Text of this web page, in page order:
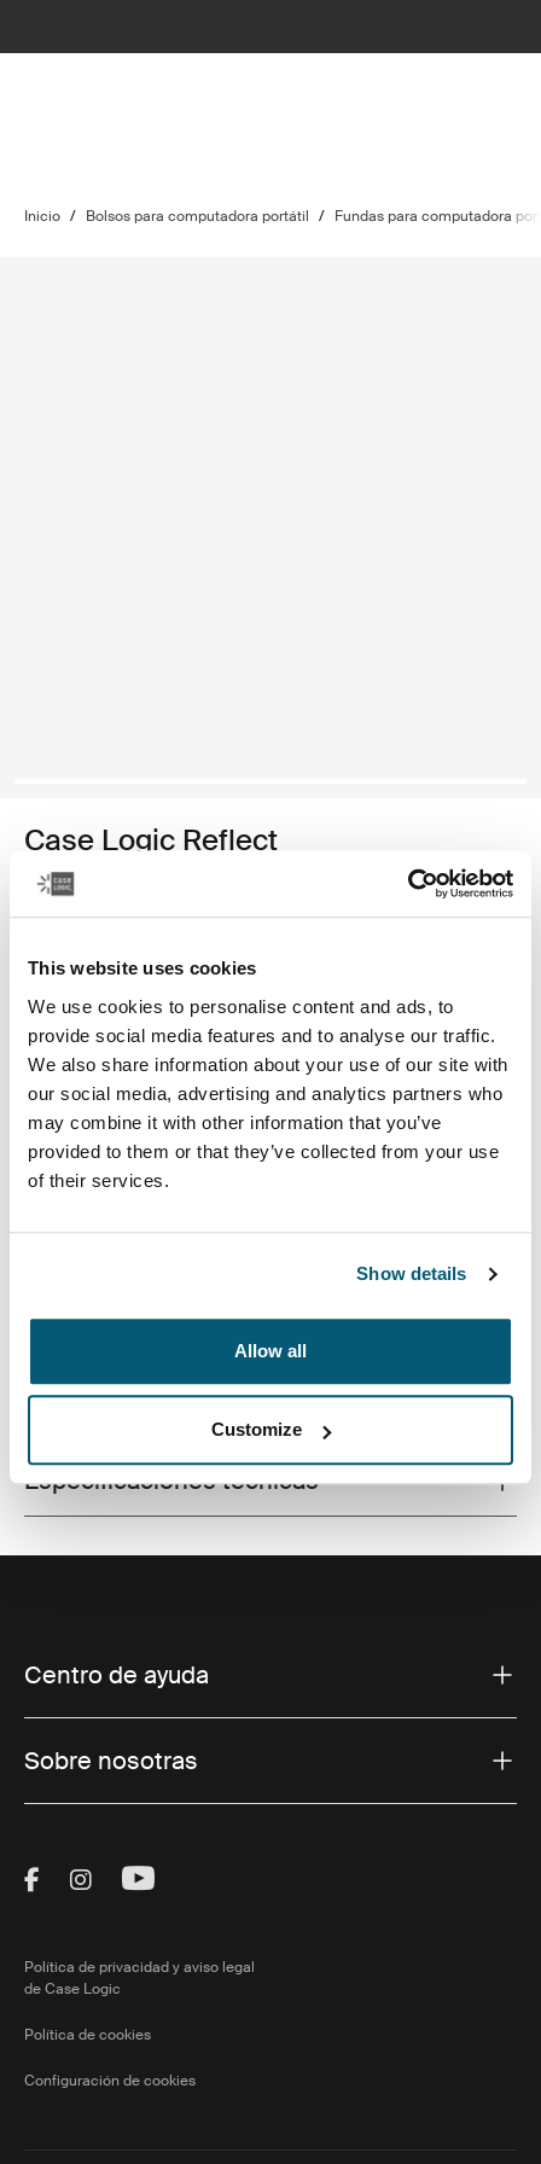
This website uses cookies
We use cookies to personalise content and ads, to
provide social media features and to analyse our traffic.
We also share information about your use of our site with
our social media, advertising and analytics partners who
may combine it with other information that you’ve
provided to them or that they’ve collected from your use
of their services.
Show details
Allow all
Customize
Inicio / Bolsos para computadora portátil / Fundas para computadora
Case Logic Reflect
funda para computadora portátil de 14 pulgadas
Color
Case Logic Reflect 14" Laptop Sleeve Púrpura concentrado
Case Logic Reflect 14" Laptop Sleeve Rojo tenue
Case Logic Reflect 14" Laptop Sleeve Boulder Beige
Case Logic Reflect 14" Laptop Sleeve Negro (selected)
Case Logic Reflect 14" Laptop Sleeve Pomelo Pink
Case Logic Reflect 14" Laptop Sleeve Grafito
Case Logic Reflect 14" Laptop Sleeve
fabricada con una espuma con memoria que brinda
Todas las características
Especificaciones técnicas
Centro de ayuda
Sobre nosotras
Visit Thule on Facebook (external link)
Visit Thule on Instagram (external link)
Visit Thule on Youtube (external
Política de privacidad y aviso legal
de Case Logic
Política de cookies
Configuración de cookies